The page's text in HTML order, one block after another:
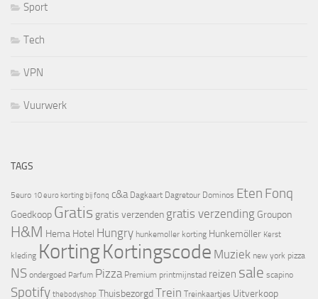
Sport
Tech
VPN
Vuurwerk
TAGS
5euro 10 euro korting bij fonq c&a Dagkaart Dagretour Dominos Eten Fonq
Goedkoop Gratis gratis verzenden gratis verzending Groupon
H&M Hema Hotel Hungry hunkemoller korting Hunkemöller Kerst
kleding KortingKortingscode Muziek new york pizza
NS ondergoed Parfum Pizza Premium printmijnstad reizen sale scapino
Spotify thebodyshop ThuisbezorgdTrein Treinkaartjes Uitverkoop